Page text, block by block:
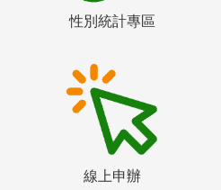
性別統計專區
線上申辦